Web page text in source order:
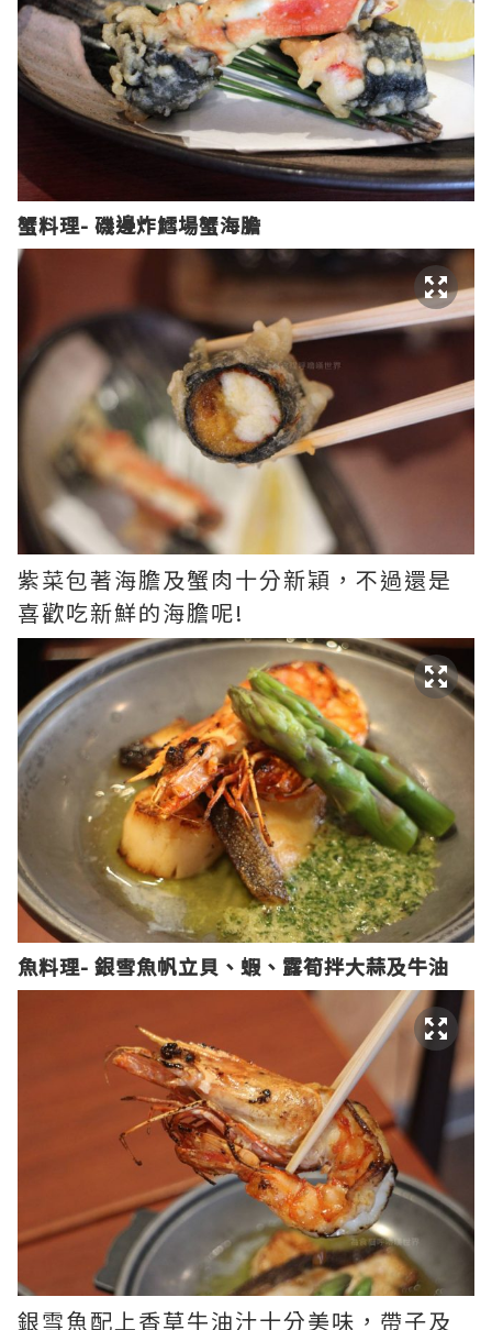
蟹料理- 磯邊炸鱈場蟹海膽
紫菜包著海膽及蟹肉十分新穎，不過還是
喜歡吃新鮮的海膽呢!
魚料理- 銀雪魚帆立貝、蝦、露筍拌大蒜及牛油
銀雪魚配上香草牛油汁十分美味，帶子及